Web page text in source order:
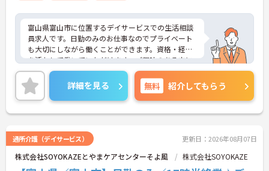
富山県富山市に位置するデイサービスでの生活相談
員求人です。日勤のみのお仕事なのでプライベート
も大切にしながら働くことができます。資格・経験
を活かして働いていただけます。ご興味のある方に
は、面接対策ポイント等、さらに詳細をお話ししま
すのでお気軽にご相談ください！
詳細を見る 無料 紹介してもらう
通所介護（デイサービス） 更新日：2026年08月07日
株式会社SOYOKAZEとやまケアセンターそよ風 株式会社SOYOKAZE